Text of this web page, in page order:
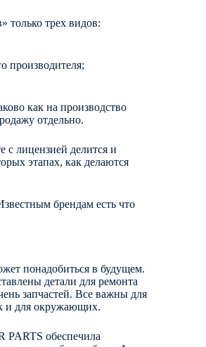
только трех видов:
производителя;
как на производство
отдельно.
с лицензией делится и
этапах, как делаются
брендам есть что
понадобиться в будущем.
детали для ремонта
запчастей. Все важны для
и для окружающих.
PARTS обеспечила